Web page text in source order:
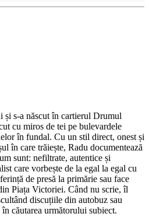
și s-a născut în cartierul Drumul
cu miros de tei pe bulevardele
în fundal. Cu un stil direct, onest și
în care trăiește, Radu documentează
sunt: nefiltrate, autentice și
care vorbește de la egal la egal cu
de presă la primărie sau face
Piața Victoriei. Când nu scrie, îl
discuțiile din autobuz sau
căutarea următorului subiect.